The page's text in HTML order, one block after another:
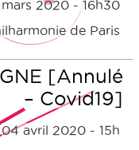
2020 - 16h30
de Paris
[Annulé
– Covid19]
04 avril 2020 - 15h